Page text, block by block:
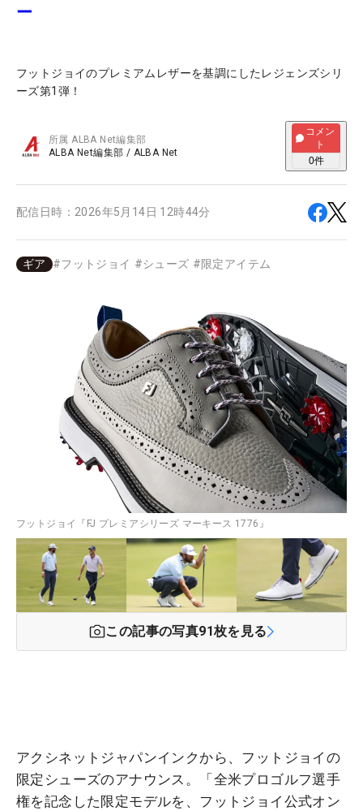
ー
フットジョイのプレミアムレザーを基調にしたレジェンズシリ
ーズ第1弾！
所属ALBA Net編集部
ALBA Net編集部 / ALBA Net
コメン
ト
0件
配信日時： 2026年5月14日 12時44分
ギア #フットジョイ #シューズ #限定アイテム
フットジョイ『FJ プレミアシリーズ マーキース 1776』
この記事の写真91枚を見る
アクシネットジャパンインクから、フットジョイの
限定シューズのアナウンス。「全米プロゴルフ選手
権を記念した限定モデルを、フットジョイ公式オン